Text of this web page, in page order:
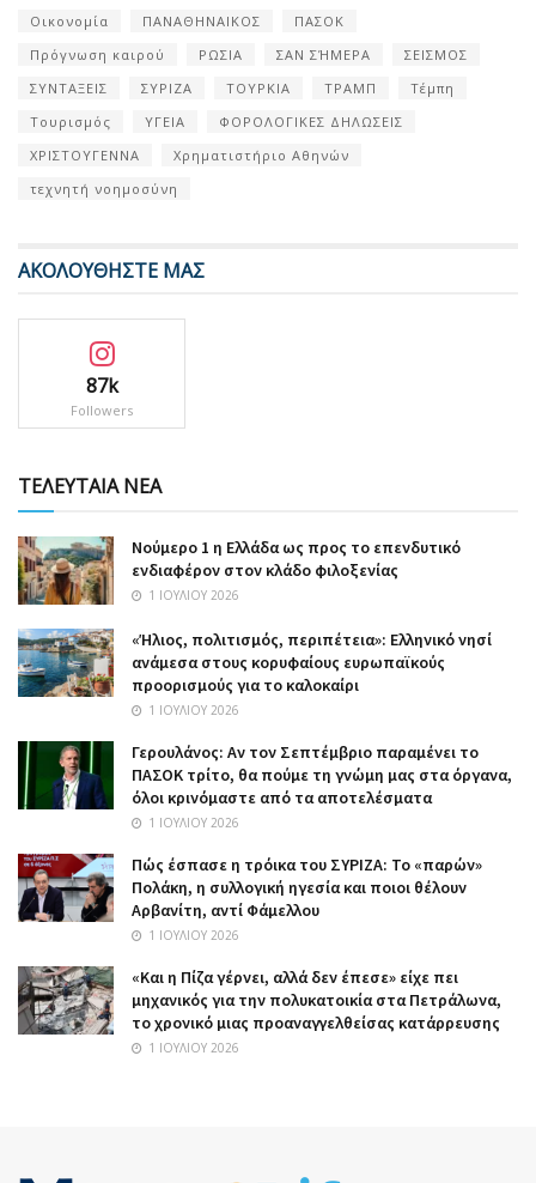
Οικονομία
ΠΑΝΑΘΗΝΑΙΚΟΣ
ΠΑΣΟΚ
Πρόγνωση καιρού
ΡΩΣΙΑ ΣΑΝ ΣΉΜΕΡΑ
ΣΕΙΣΜΟΣ
ΣΥΝΤΑΞΕΙΣ
ΣΥΡΙΖΑ ΤΟΥΡΚΙΑ ΤΡΑΜΠ
Τέμπη
Τουρισμός
ΥΓΕΙΑ
ΦΟΡΟΛΟΓΙΚΕΣ ΔΗΛΩΣΕΙΣ
ΧΡΙΣΤΟΥΓΕΝΝΑ
Χρηματιστήριο Αθηνών
τεχνητή νοημοσύνη
ΑΚΟΛΟΥΘΗΣΤΕ ΜΑΣ
87k
Followers
ΤΕΛΕΥΤΑΙΑ ΝΕΑ
Nούμερο 1 η Ελλάδα ως προς το επενδυτικό
ενδιαφέρον στον κλάδο φιλοξενίας
1 ΙΟΥΛΊΟΥ 2026
«Ήλιος, πολιτισμός, περιπέτεια»: Ελληνικό νησί
ανάμεσα στους κορυφαίους ευρωπαϊκούς
προορισμούς για το καλοκαίρι
1 ΙΟΥΛΊΟΥ 2026
Γερουλάνος: Αν τον Σεπτέμβριο παραμένει το
ΠΑΣΟΚ τρίτο, θα πούμε τη γνώμη μας στα όργανα,
όλοι κρινόμαστε από τα αποτελέσματα
1 ΙΟΥΛΊΟΥ 2026
Πώς έσπασε η τρόικα του ΣΥΡΙΖΑ: Το «παρών»
Πολάκη, η συλλογική ηγεσία και ποιοι θέλουν
Αρβανίτη, αντί Φάμελλου
1 ΙΟΥΛΊΟΥ 2026
«Και η Πίζα γέρνει, αλλά δεν έπεσε» είχε πει
μηχανικός για την πολυκατοικία στα Πετράλωνα,
το χρονικό μιας προαναγγελθείσας κατάρρευσης
1 ΙΟΥΛΊΟΥ 2026